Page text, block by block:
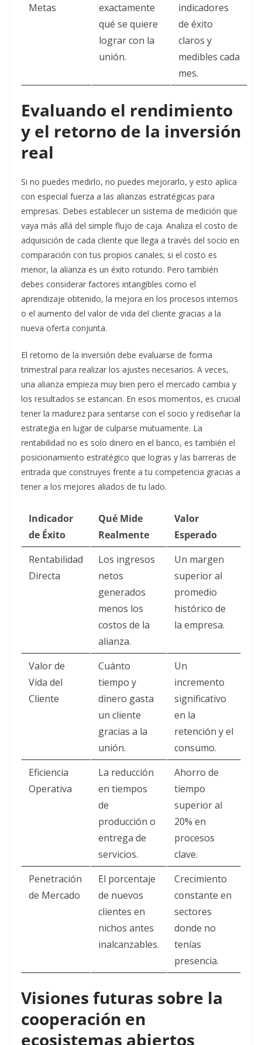
Metas
exactamente
qué se quiere
lograr con la
unión.
indicadores
de éxito
claros y
medibles cada
mes.
Evaluando el rendimiento
y el retorno de la inversión
real
Si no puedes medirlo, no puedes mejorarlo, y esto aplica
con especial fuerza a las alianzas estratégicas para
empresas. Debes establecer un sistema de medición que
vaya más allá del simple flujo de caja. Analiza el costo de
adquisición de cada cliente que llega a través del socio en
comparación con tus propios canales; si el costo es
menor, la alianza es un éxito rotundo. Pero también
debes considerar factores intangibles como el
aprendizaje obtenido, la mejora en los procesos internos
o el aumento del valor de vida del cliente gracias a la
nueva oferta conjunta.
El retorno de la inversión debe evaluarse de forma
trimestral para realizar los ajustes necesarios. A veces,
una alianza empieza muy bien pero el mercado cambia y
los resultados se estancan. En esos momentos, es crucial
tener la madurez para sentarse con el socio y rediseñar la
estrategia en lugar de culparse mutuamente. La
rentabilidad no es solo dinero en el banco, es también el
posicionamiento estratégico que logras y las barreras de
entrada que construyes frente a tu competencia gracias a
tener a los mejores aliados de tu lado.
Indicador
de Éxito
Qué Mide
Realmente
Valor
Esperado
Rentabilidad
Directa
Los ingresos
netos
generados
menos los
costos de la
alianza.
Un margen
superior al
promedio
histórico de
la empresa.
Valor de
Vida del
Cliente
Cuánto
tiempo y
dinero gasta
un cliente
gracias a la
unión.
Un
incremento
significativo
en la
retención y el
consumo.
Eficiencia
Operativa
La reducción
en tiempos
de
producción o
entrega de
servicios.
Ahorro de
tiempo
superior al
20% en
procesos
clave.
Penetración
de Mercado
El porcentaje
de nuevos
clientes en
nichos antes
inalcanzables.
Crecimiento
constante en
sectores
donde no
tenías
presencia.
Visiones futuras sobre la
cooperación en
ecosistemas abiertos